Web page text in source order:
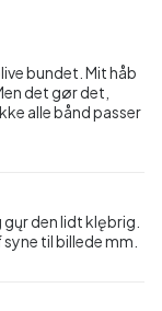
bundet. Mit håb
det gør det,
alle bånd passer
den lidt klębrig.
til billede mm.